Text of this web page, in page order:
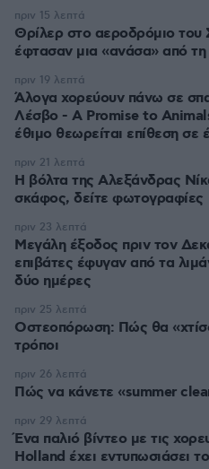
Θρίλερ στο αεροδρόμιο του
έφτασαν μια «ανάσα» από
πριν 15 λεπτά
Άλογα χορεύουν πάνω σε
Λέσβο - A Promise to
έθιμο θεωρείται επίθεση σε
πριν 19 λεπτά
Η βόλτα της Αλεξάνδρας
σκάφος, δείτε φωτογραφίες
πριν 21 λεπτά
Μεγάλη έξοδος πριν τον
επιβάτες έφυγαν από τα
δύο ημέρες
πριν 23 λεπτά
Οστεοπόρωση: Πώς θα
τρόποι
πριν 25 λεπτά
Πώς να κάνετε «summer
πριν 26 λεπτά
Ένα παλιό βίντεο με τις
Holland έχει εντυπωσιάσει
πριν 29 λεπτά